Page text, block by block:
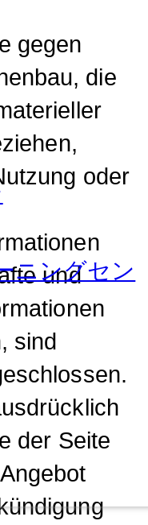
ニングセン
gegen
die
oder
und
sind
der Seite